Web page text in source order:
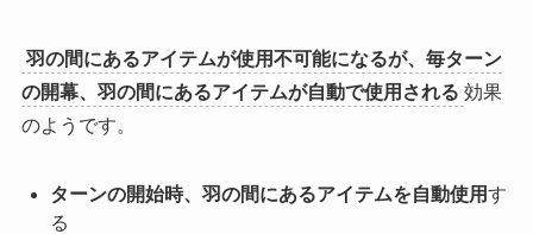
羽の間にあるアイテムが使用不可能になるが、毎ターン
の開幕、羽の間にあるアイテムが自動で使用される 効果
のようです。
ターンの開始時、羽の間にあるアイテムを自動使用す
る